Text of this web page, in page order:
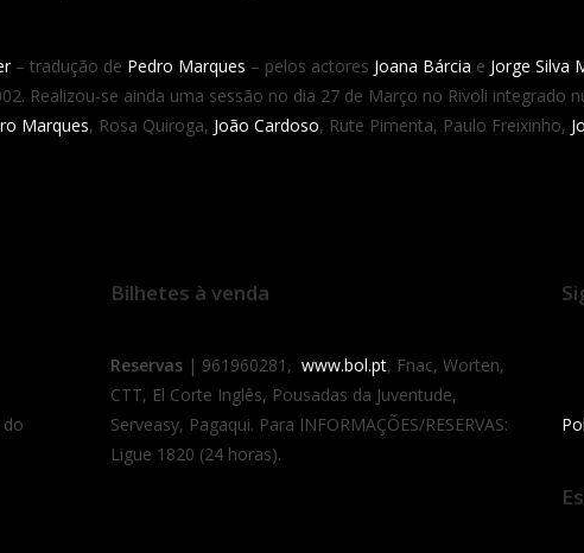
– tradução de Pedro Marques – pelos actores Joana Bárcia e Jorge Silva
Realizou-se ainda uma sessão no dia 27 de Março no Rivoli integrado
Marques, Rosa Quiroga, João Cardoso, Rute Pimenta, Paulo Freixinho,
Bilhetes à venda
Reservas | 961960281, www.bol.pt, Fnac, Worten,
CTT, El Corte Inglês, Pousadas da Juventude,
Serveasy, Pagaqui. Para INFORMAÇÕES/RESERVAS:
Ligue 1820 (24 horas).